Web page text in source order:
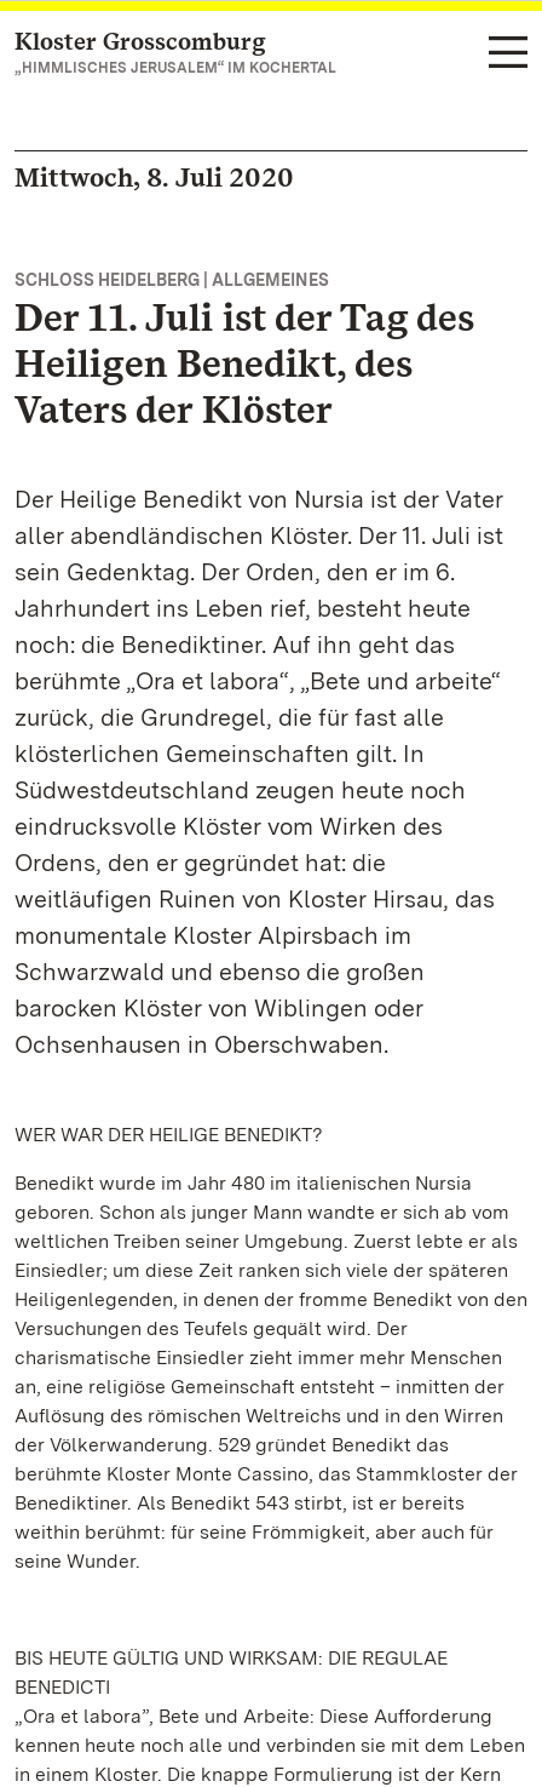
Zum Hauptinhalt springen
Kloster Grosscomburg
„HIMMLISCHES JERUSALEM“ IM KOCHERTAL
Mittwoch, 8. Juli 2020
SCHLOSS HEIDELBERG | ALLGEMEINES
Der 11. Juli ist der Tag des
Heiligen Benedikt, des
Vaters der Klöster
Der Heilige Benedikt von Nursia ist der Vater
aller abendländischen Klöster. Der 11. Juli ist
sein Gedenktag. Der Orden, den er im 6.
Jahrhundert ins Leben rief, besteht heute
noch: die Benediktiner. Auf ihn geht das
berühmte „Ora et labora“, „Bete und arbeite“
zurück, die Grundregel, die für fast alle
klösterlichen Gemeinschaften gilt. In
Südwestdeutschland zeugen heute noch
eindrucksvolle Klöster vom Wirken des
Ordens, den er gegründet hat: die
weitläufigen Ruinen von Kloster Hirsau, das
monumentale Kloster Alpirsbach im
Schwarzwald und ebenso die großen
barocken Klöster von Wiblingen oder
Ochsenhausen in Oberschwaben.
WER WAR DER HEILIGE BENEDIKT?
Benedikt wurde im Jahr 480 im italienischen Nursia
geboren. Schon als junger Mann wandte er sich ab vom
weltlichen Treiben seiner Umgebung. Zuerst lebte er als
Einsiedler; um diese Zeit ranken sich viele der späteren
Heiligenlegenden, in denen der fromme Benedikt von den
Versuchungen des Teufels gequält wird. Der
charismatische Einsiedler zieht immer mehr Menschen
an, eine religiöse Gemeinschaft entsteht – inmitten der
Auflösung des römischen Weltreichs und in den Wirren
der Völkerwanderung. 529 gründet Benedikt das
berühmte Kloster Monte Cassino, das Stammkloster der
Benediktiner. Als Benedikt 543 stirbt, ist er bereits
weithin berühmt: für seine Frömmigkeit, aber auch für
seine Wunder.
BIS HEUTE GÜLTIG UND WIRKSAM: DIE REGULAE
BENEDICTI
„Ora et labora”, Bete und Arbeite: Diese Aufforderung
kennen heute noch alle und verbinden sie mit dem Leben
in einem Kloster. Die knappe Formulierung ist der Kern